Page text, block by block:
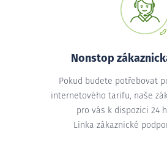
Nonstop
Pokud budete potřebovat
internetového tarifu, naše
pro vás k dispozici 24
Linka zákaznické